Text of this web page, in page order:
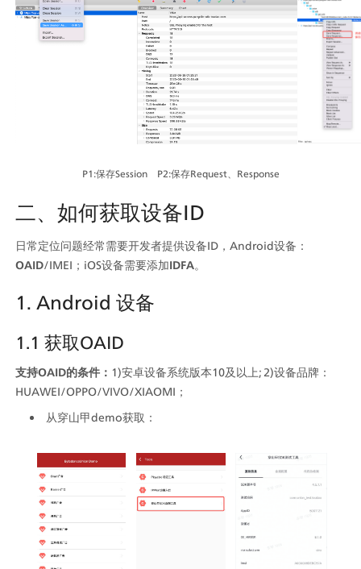
P1:保存Session    P2:保存Request、Response
二、如何获取设备ID
日常定位问题经常需要开发者提供设备ID，Android设备：
OAID/IMEI；iOS设备需要添加IDFA。
1. Android 设备
1.1 获取OAID
支持OAID的条件： 1)安卓设备系统版本10及以上; 2)设备品牌：
HUAWEI/OPPO/VIVO/XIAOMI；
从穿山甲demo获取：